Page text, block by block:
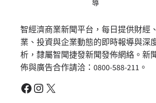
導
智經濟商業新聞平台，每日提供財經
業、投資與企業動態的即時報導與深
析，隸屬智聞捷發新聞發佈網絡。新
佈與廣告合作請洽：0800-588-211。
Facebook Instagram X